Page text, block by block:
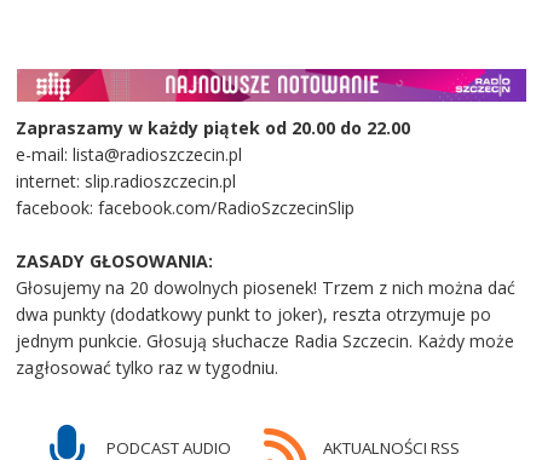
Zapraszamy w każdy piątek od 20.00 do 22.00
e-mail: lista@radioszczecin.pl
internet: slip.radioszczecin.pl
facebook: facebook.com/RadioSzczecinSlip
ZASADY GŁOSOWANIA:
Głosujemy na 20 dowolnych piosenek! Trzem z nich można dać
dwa punkty (dodatkowy punkt to joker), reszta otrzymuje po
jednym punkcie. Głosują słuchacze Radia Szczecin. Każdy może
zagłosować tylko raz w tygodniu.
PODCAST AUDIO AKTUALNOŚCI RSS